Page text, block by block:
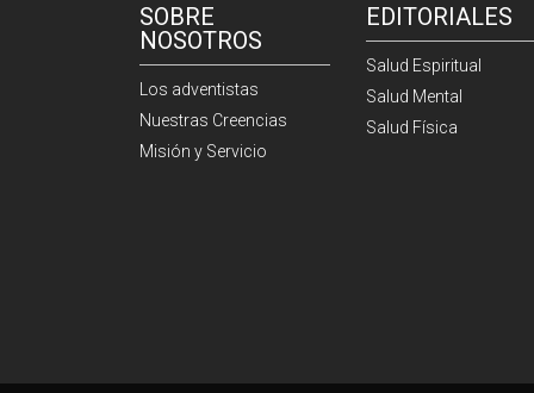
SOBRE
NOSOTROS
Los adventistas
Nuestras Creencias
Misión y Servicio
EDITORIALES
Salud Espiritual
Salud Mental
Salud Física